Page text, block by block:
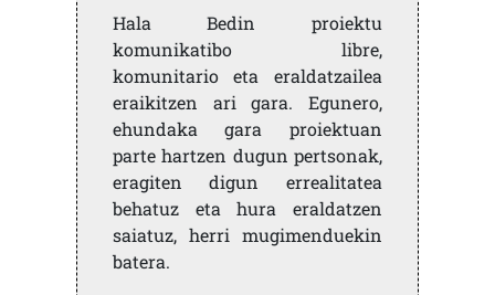
Hala Bedin proiektu
komunikatibo libre,
komunitario eta eraldatzailea
eraikitzen ari gara. Egunero,
ehundaka gara proiektuan
parte hartzen dugun pertsonak,
eragiten digun errealitatea
behatuz eta hura eraldatzen
saiatuz, herri mugimenduekin
batera.